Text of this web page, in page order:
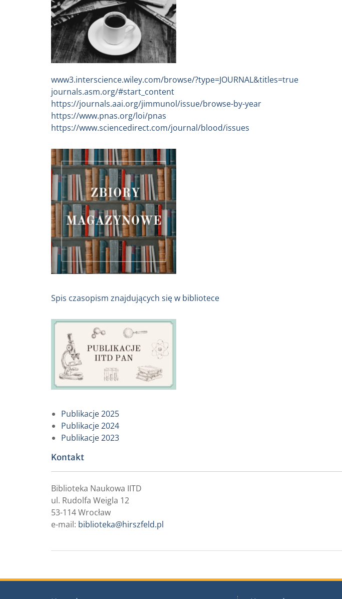
www3.interscience.wiley.com/browse/?type=JOURNAL&titles=true
journals.asm.org/#start_content
https://journals.aai.org/jimmunol/issue/browse-by-year
https://www.pnas.org/loi/pnas
https://www.sciencedirect.com/journal/blood/issues
Spis czasopism znajdujących się w bibliotece
Publikacje 2025
Publikacje 2024
Publikacje 2023
Kontakt
Biblioteka Naukowa IITD
ul. Rudolfa Weigla 12
53-114 Wrocław
e-mail: biblioteka@hirszfeld.pl